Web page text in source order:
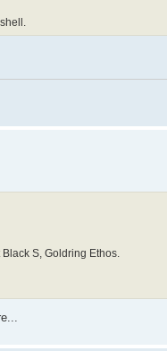
S, Goldring Ethos.